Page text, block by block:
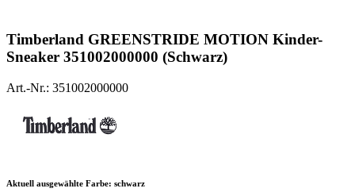
Timberland GREENSTRIDE MOTION Kinder-
Sneaker 351002000000 (Schwarz)
Art.-Nr.: 351002000000
Aktuell ausgewählte Farbe: schwarz